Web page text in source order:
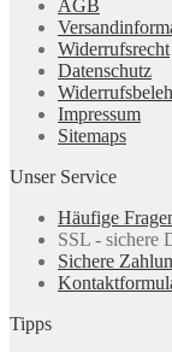
AGB
Widerrufsrecht
Datenschutz
Impressum
Sitemaps
Unser Service
Häufige
SSL - sichere
Sichere
Tipps